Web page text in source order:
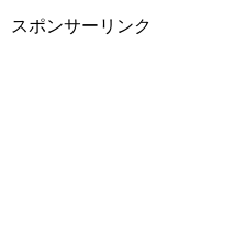
スポンサーリンク